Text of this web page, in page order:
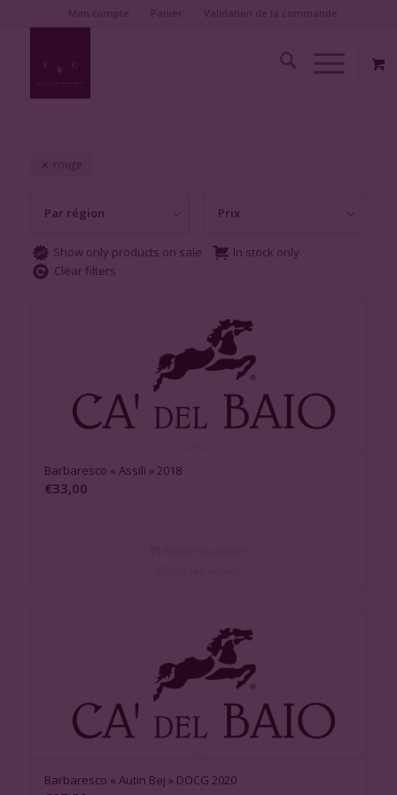
rouge
Par région Prix
Show only products on sale
In stock only
Clear filters
Barbaresco « Assili » 2018
€33,00
Barbaresco « Autin Bej » DOCG 2020